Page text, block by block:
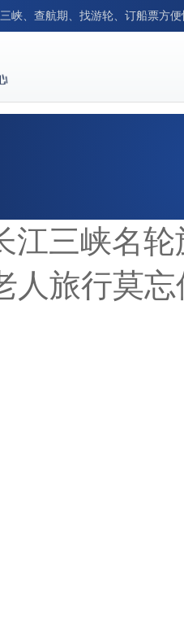
峡、查航期、找游轮、订船票方
江三峡名
人旅行莫忘